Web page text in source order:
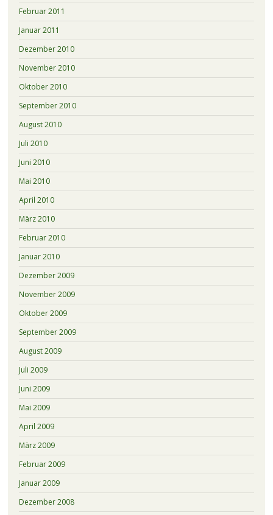
Februar 2011
Januar 2011
Dezember 2010
November 2010
Oktober 2010
September 2010
August 2010
Juli 2010
Juni 2010
Mai 2010
April 2010
März 2010
Februar 2010
Januar 2010
Dezember 2009
November 2009
Oktober 2009
September 2009
August 2009
Juli 2009
Juni 2009
Mai 2009
April 2009
März 2009
Februar 2009
Januar 2009
Dezember 2008